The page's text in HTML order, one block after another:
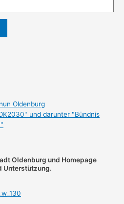
Oldenburg und Homepage
Unterstützung.